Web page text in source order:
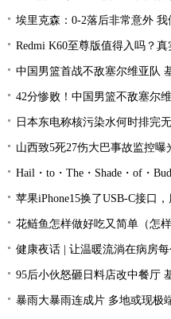
埃里克森：0-2落后非常意外
Redmi K60至尊版值得入吗？
中国男篮首战不敌塞尔维亚队
42分惨败！中国男篮不敌塞尔
日本东电称核污染水何时排完
山西致5死27伤大巴事故监控曝
Hail・to・The・Shade・of・
苹果iPhone15换了USB-C接口
花鲢鱼怎样做好吃又简单（怎
健康夜话 | 让温暖流淌在病房
95后小伙怒砸日料店改中餐厅
暴雨大暴雨连成片 多地或现极